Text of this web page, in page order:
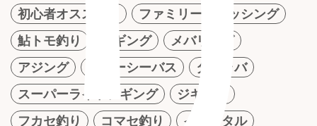
初心者オススメ！
ファミリーフィッシング
鮎トモ釣り
エギング
メバリング
アジング
ルアーシーバス
タイラバ
スーパーライトジギング
ジギング
フカセ釣り
コマセ釣り
イカメタル